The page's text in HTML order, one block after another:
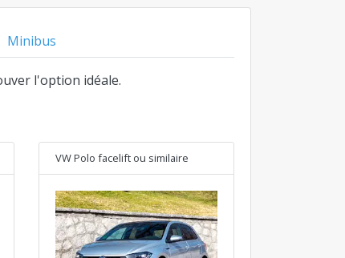
Minibus
l'option idéale.
VW Polo facelift ou similaire